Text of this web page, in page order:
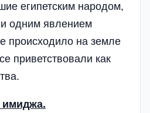
египетским народом,
одним явлением
происходило на земле
приветствовали как